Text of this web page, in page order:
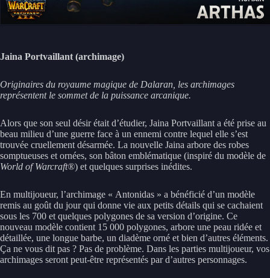
Jaina Portvaillant (archimage)
Originaires du royaume magique de Dalaran, les archimages
représentent le sommet de la puissance arcanique.
Alors que son seul désir était d’étudier, Jaina Portvaillant a été prise au
beau milieu d’une guerre face à un ennemi contre lequel elle s’est
trouvée cruellement désarmée. La nouvelle Jaina arbore des robes
somptueuses et ornées, son bâton emblématique (inspiré du modèle de
World of Warcraft®) et quelques surprises inédites.
En multijoueur, l’archimage « Antonidas » a bénéficié d’un modèle
remis au goût du jour qui donne vie aux petits détails qui se cachaient
sous les 700 et quelques polygones de sa version d’origine. Ce
nouveau modèle contient 15 000 polygones, arbore une peau ridée et
détaillée, une longue barbe, un diadème orné et bien d’autres éléments.
Ça ne vous dit pas ? Pas de problème. Dans les parties multijoueur, vos
archimages seront peut-être représentés par d’autres personnages.